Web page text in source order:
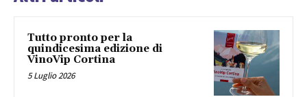
Tutto pronto per la
quindicesima edizione di
VinoVip Cortina
5 Luglio 2026